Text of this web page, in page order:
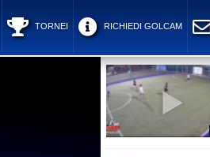
TORNEI RICHIEDI GOLCAM